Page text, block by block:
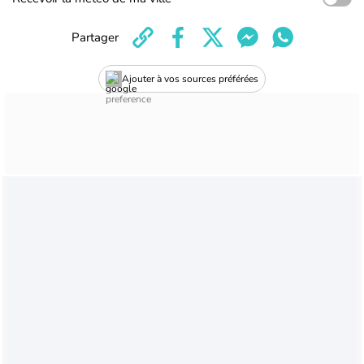
Ajouter à vos sources préférées
Partager